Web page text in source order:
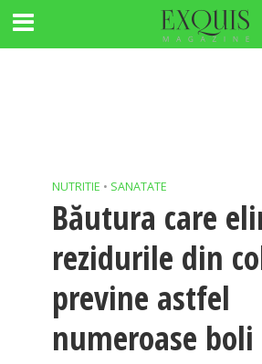
NUTRITIE • SANATATE
Băutura care
rezidurile din
previne astfel
numeroase boli